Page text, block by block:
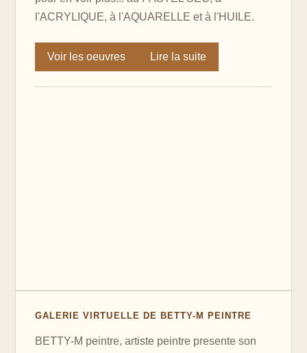
l'ACRYLIQUE, à l'AQUARELLE et à l'HUILE.
Voir les oeuvres Lire la suite
GALERIE VIRTUELLE DE BETTY-M PEINTRE
BETTY-M peintre, artiste peintre presente son